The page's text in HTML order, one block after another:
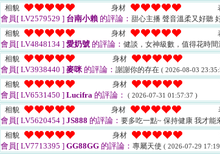
相貌 身材
會員[ LV2579529 ] 台南小賴 的評論： 甜心主播 聲音溫柔又好聽
相貌 身材
會員[ LV4848134 ] 愛奶號 的評論： 健談，女神級數，值得花時間
相貌 身材
會員[ LV3938440 ] 麥咪的評論： 謝謝你的存在 ( 2026-08-03
相貌 身材
會員[ LV6531450 ] Lucifra 的評論： ( 2026-07-31 01:57:37 )
相貌 身材
會員[ LV5620454 ] JS888 的評論： 要多吃一點~ 保持健康 我才能
相貌 身材
會員[ LV7713395 ] GG88GG 的評論： 專屬天使 ( 2026-07-29